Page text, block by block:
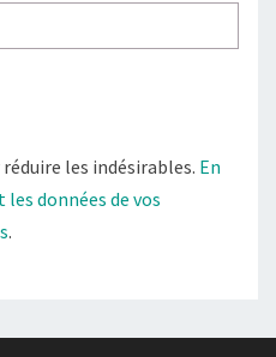
les indésirables. En
données de vos
.